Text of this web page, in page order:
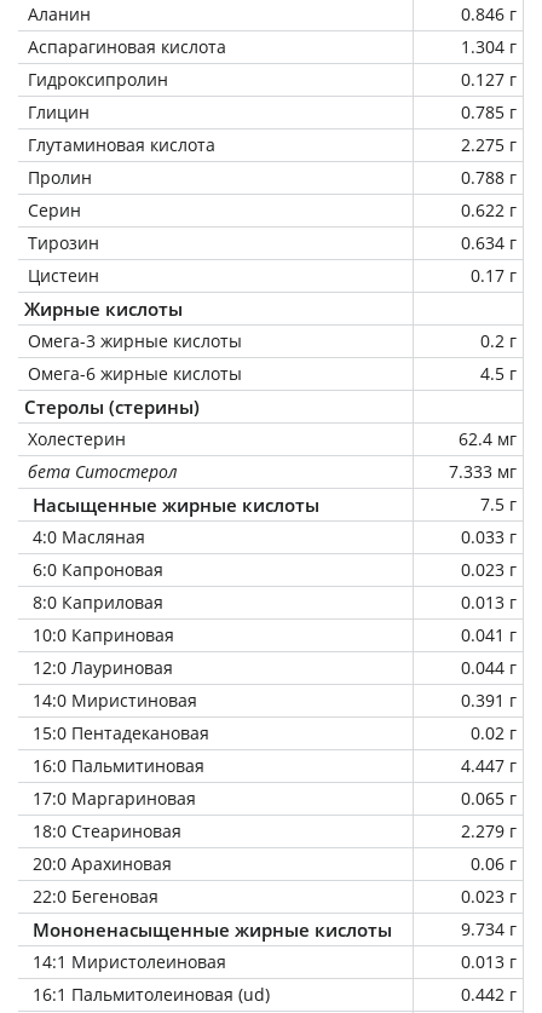
Аланин
0.846 г
Аспарагиновая кислота
1.304 г
Гидроксипролин
0.127 г
Глицин
0.785 г
Глутаминовая кислота
2.275 г
Пролин
0.788 г
Серин
0.622 г
Тирозин
0.634 г
Цистеин
0.17 г
Жирные кислоты
Омега-3 жирные кислоты
0.2 г
Омега-6 жирные кислоты
4.5 г
Стеролы (стерины)
Холестерин
62.4 мг
бета Ситостерол
7.333 мг
Насыщенные жирные кислоты
7.5 г
4:0 Масляная
0.033 г
6:0 Капроновая
0.023 г
8:0 Каприловая
0.013 г
10:0 Каприновая
0.041 г
12:0 Лауриновая
0.044 г
14:0 Миристиновая
0.391 г
15:0 Пентадекановая
0.02 г
16:0 Пальмитиновая
4.447 г
17:0 Маргариновая
0.065 г
18:0 Стеариновая
2.279 г
20:0 Арахиновая
0.06 г
22:0 Бегеновая
0.023 г
Мононенасыщенные жирные кислоты
9.734 г
14:1 Миристолеиновая
0.013 г
16:1 Пальмитолеиновая (ud)
0.442 г